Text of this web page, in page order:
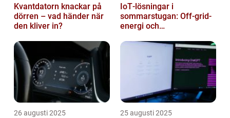
Kvantdatorn knackar på
dörren – vad händer när
den kliver in?
IoT‑lösningar i
sommarstugan: Off‑grid-
energi och
26 augusti 2025 25 augusti 2025